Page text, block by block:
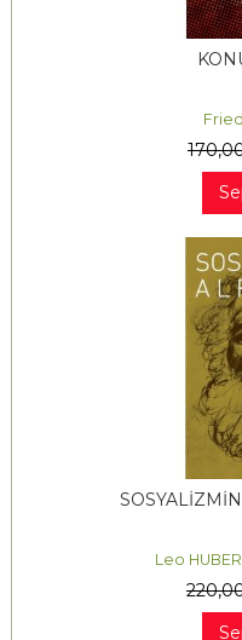
170
Leo
220